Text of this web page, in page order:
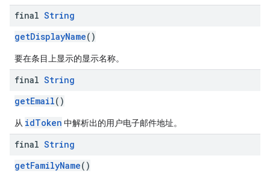
final String
getDisplayName()
要在条目上显示的显示名称。
final String
getEmail()
从 idToken 中解析出的用户电子邮件地址。
final String
getFamilyName()